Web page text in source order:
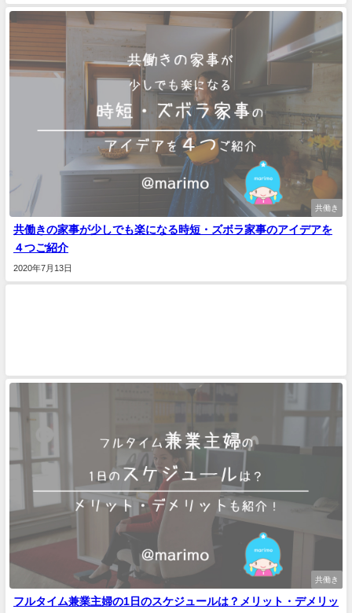
共働き
共働きの家事が少しでも楽になる時短・ズボラ家事のアイデアを
４つご紹介
2020年7月13日
共働き
フルタイム兼業主婦の1日のスケジュールは？メリット・デメリッ